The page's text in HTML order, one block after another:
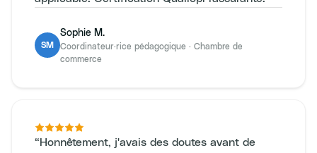
SM
Sophie M.
Coordinateur·rice pédagogique · Chambre de
commerce
“Honnêtement, j'avais des doutes avant de